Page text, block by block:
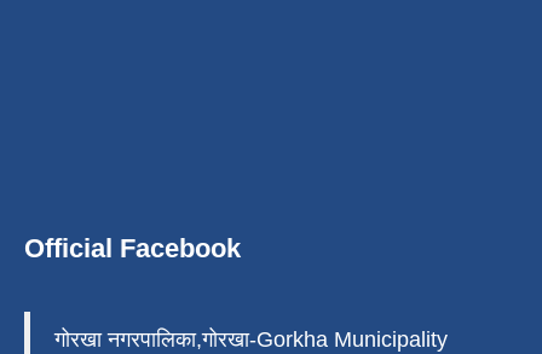
Official Facebook
गोरखा नगरपालिका,गोरखा-Gorkha Municipality